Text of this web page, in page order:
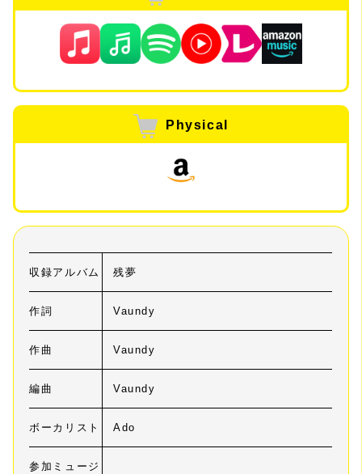
Physical
収録アルバム 残夢
作詞 Vaundy
作曲 Vaundy
編曲 Vaundy
ボーカリスト Ado
参加ミュージ